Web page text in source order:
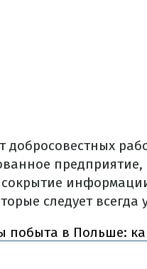
следует всегда
побыта в Польше: